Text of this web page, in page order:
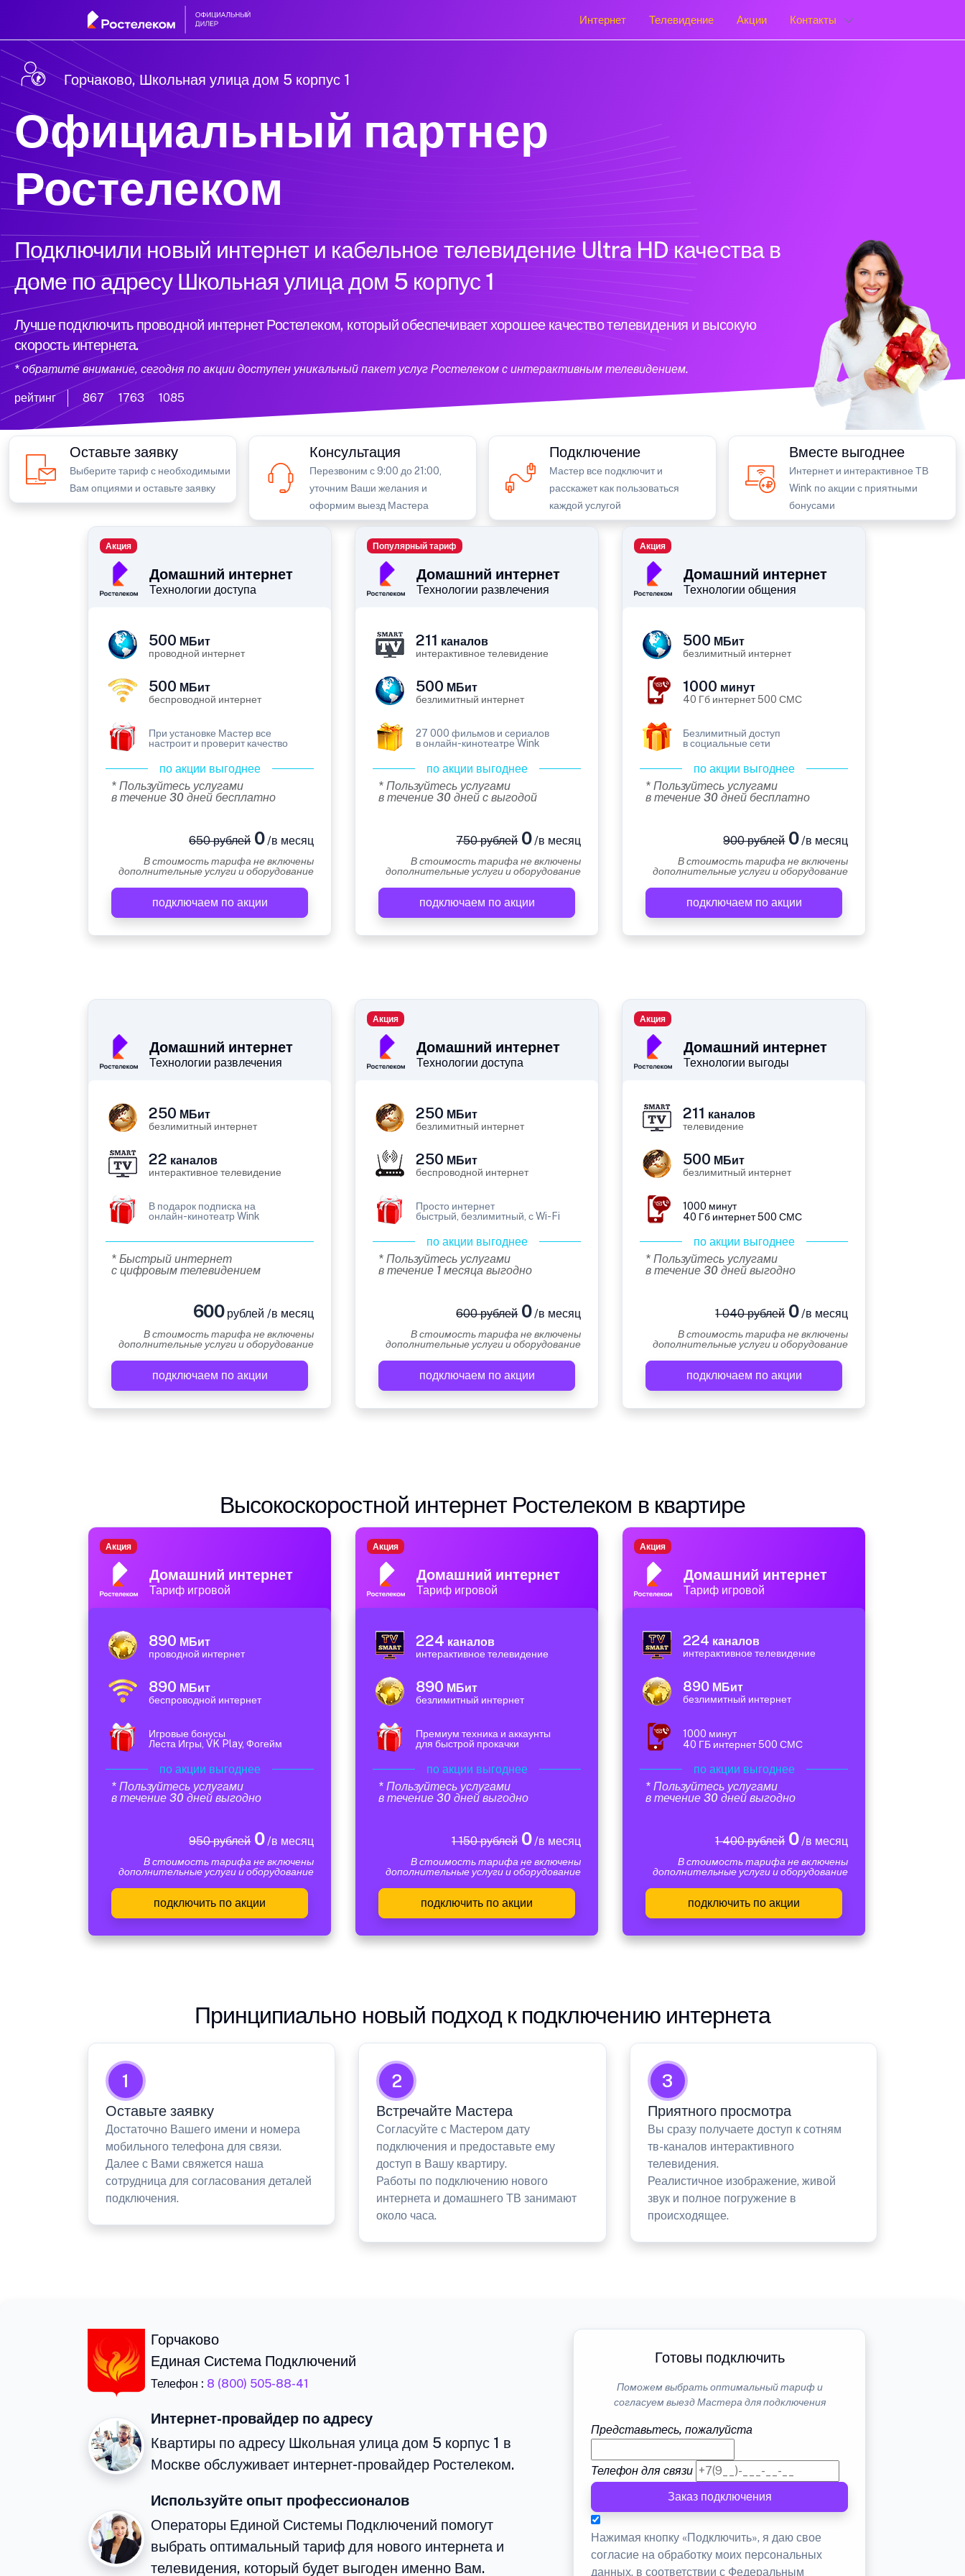
Интернет Телевидение Акции Контакты
Горчаково, Школьная улица дом 5 корпус 1
Официальный партнер
Ростелеком
Подключили новый интернет и кабельное телевидение Ultra HD качества в
доме по адресу Школьная улица дом 5 корпус 1
Лучше подключить проводной интернет Ростелеком, который обеспечивает хорошее качество телевидения и высокую
скорость интернета.
* обратите внимание, сегодня по акции доступен уникальный пакет услуг Ростелеком с интерактивным телевидением.
рейтинг 867 1763 1085
Оставьте заявку
Выберите тариф с необходимыми
Вам опциями и оставьте заявку
Консультация
Перезвоним с 9:00 до 21:00,
уточним Ваши желания и
оформим выезд Мастера
Подключение
Мастер все подключит и
расскажет как пользоваться
каждой услугой
Вместе выгоднее
Интернет и интерактивное ТВ
Wink по акции с приятными
бонусами
Домашний интернет
Технологии доступа
Акция
500 МБит
проводной интернет
500 МБит
беспроводной интернет
При установке Мастер все
настроит и проверит качество
по акции выгоднее
* Пользуйтесь услугами
в течение 30 дней бесплатно
650 рублей0/в месяц
В стоимость тарифа не включены
дополнительные услуги и оборудование
подключаем по акции
Домашний интернет
Технологии развлечения
Популярный тариф
211 каналов
интерактивное телевидение
500 МБит
безлимитный интернет
27 000 фильмов и сериалов
в онлайн-кинотеатре Wink
по акции выгоднее
* Пользуйтесь услугами
в течение 30 дней с выгодой
750 рублей0/в месяц
В стоимость тарифа не включены
дополнительные услуги и оборудование
подключаем по акции
Домашний интернет
Технологии общения
Акция
500 МБит
безлимитный интернет
1000 минут
40 Гб интернет 500 СМС
Безлимитный доступ
в социальные сети
по акции выгоднее
* Пользуйтесь услугами
в течение 30 дней бесплатно
900 рублей0/в месяц
В стоимость тарифа не включены
дополнительные услуги и оборудование
подключаем по акции
Домашний интернет
Технологии развлечения
250 МБит
безлимитный интернет
22 каналов
интерактивное телевидение
В подарок подписка на
онлайн-кинотеатр Wink
* Быстрый интернет
с цифровым телевидением
600рублей /в месяц
В стоимость тарифа не включены
дополнительные услуги и оборудование
подключаем по акции
Домашний интернет
Технологии доступа
Акция
250 МБит
безлимитный интернет
250 МБит
беспроводной интернет
Просто интернет
быстрый, безлимитный, с Wi-Fi
по акции выгоднее
* Пользуйтесь услугами
в течение 1 месяца выгодно
600 рублей0/в месяц
В стоимость тарифа не включены
дополнительные услуги и оборудование
подключаем по акции
Домашний интернет
Технологии выгоды
Акция
211 каналов
телевидение
500 МБит
безлимитный интернет
1000 минут
40 Гб интернет 500 СМС
по акции выгоднее
* Пользуйтесь услугами
в течение 30 дней выгодно
1 040 рублей0/в месяц
В стоимость тарифа не включены
дополнительные услуги и оборудование
подключаем по акции
Высокоскоростной интернет Ростелеком в квартире
Домашний интернет
Тариф игровой
Акция
890 МБит
проводной интернет
890 МБит
беспроводной интернет
Игровые бонусы
Леста Игры, VK Play, Фогейм
по акции выгоднее
* Пользуйтесь услугами
в течение 30 дней выгодно
950 рублей0/в месяц
В стоимость тарифа не включены
дополнительные услуги и оборудование
подключить по акции
Домашний интернет
Тариф игровой
Акция
224 каналов
интерактивное телевидение
890 МБит
безлимитный интернет
Премиум техника и аккаунты
для быстрой прокачки
по акции выгоднее
* Пользуйтесь услугами
в течение 30 дней выгодно
1 150 рублей0/в месяц
В стоимость тарифа не включены
дополнительные услуги и оборудование
подключить по акции
Домашний интернет
Тариф игровой
Акция
224 каналов
интерактивное телевидение
890 МБит
безлимитный интернет
1000 минут
40 ГБ интернет 500 СМС
по акции выгоднее
* Пользуйтесь услугами
в течение 30 дней выгодно
1 400 рублей0/в месяц
В стоимость тарифа не включены
дополнительные услуги и оборудование
подключить по акции
Принципиально новый подход к подключению интернета
1
Оставьте заявку
Достаточно Вашего имени и номера
мобильного телефона для связи.
Далее с Вами свяжется наша
сотрудница для согласования деталей
подключения.
2
Встречайте Мастера
Согласуйте с Мастером дату
подключения и предоставьте ему
доступ в Вашу квартиру.
Работы по подключению нового
интернета и домашнего ТВ занимают
около часа.
3
Приятного просмотра
Вы сразу получаете доступ к сотням
тв-каналов интерактивного
телевидения.
Реалистичное изображение, живой
звук и полное погружение в
происходящее.
Горчаково
Единая Система Подключений
Телефон : 8 (800) 505-88-41
Интернет-провайдер по адресу
Квартиры по адресу Школьная улица дом 5 корпус 1 в
Москве обслуживает интернет-провайдер Ростелеком.
Используйте опыт профессионалов
Операторы Единой Системы Подключений помогут
выбрать оптимальный тариф для нового интернета и
телевидения, который будет выгоден именно Вам.
Готовы подключить
Поможем выбрать оптимальный тариф и
согласуем выезд Мастера для подключения
Представьтесь, пожалуйста
Телефон для связи
Заказ подключения
Нажимая кнопку «Подключить», я даю свое
согласие на обработку моих персональных
данных, в соответствии с Федеральным